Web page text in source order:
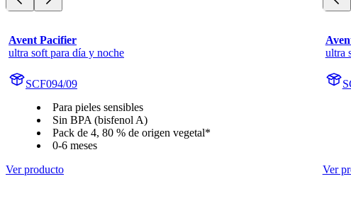
Avent Pacifier
ultra soft para día y noche
SCF094/09
Para pieles sensibles
Sin BPA (bisfenol A)
Pack de 4, 80 % de origen vegetal*
0-6 meses
Ver producto
ultra
Ver